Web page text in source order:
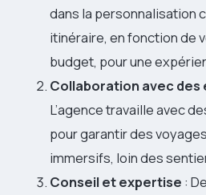
dans la personnalisation
itinéraire, en fonction de
budget, pour une
Collaboration avec des
L’agence travaille avec
pour garantir des
immersifs, loin des
Conseil et expertise :